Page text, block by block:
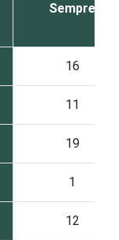
Sempre
16
11
19
1
12